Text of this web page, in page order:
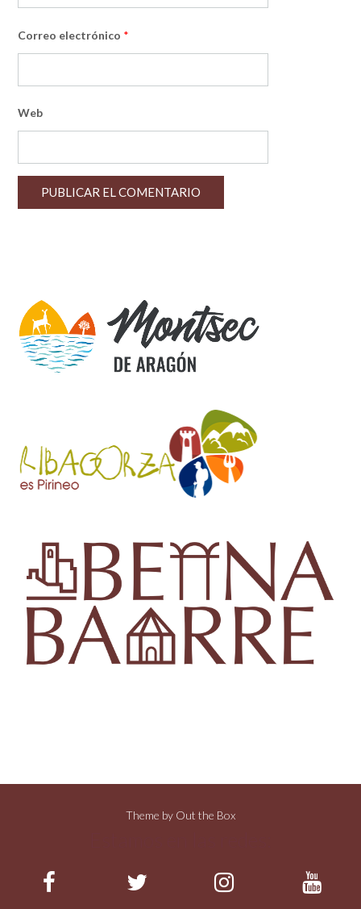
Correo electrónico *
Web
Theme by Out the Box